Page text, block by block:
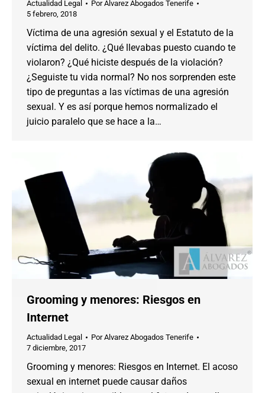
Actualidad Legal PorAlvarez Abogados Tenerife
5 febrero, 2018
Víctima de una agresión sexual y el Estatuto de la
víctima del delito. ¿Qué llevabas puesto cuando te
violaron? ¿Qué hiciste después de la violación?
¿Seguiste tu vida normal? No nos sorprenden este
tipo de preguntas a las víctimas de una agresión
sexual. Y es así porque hemos normalizado el
juicio paralelo que se hace a la…
Grooming y menores: Riesgos en
Internet
Actualidad Legal PorAlvarez Abogados Tenerife
7 diciembre, 2017
Grooming y menores: Riesgos en Internet. El acoso
sexual en internet puede causar daños